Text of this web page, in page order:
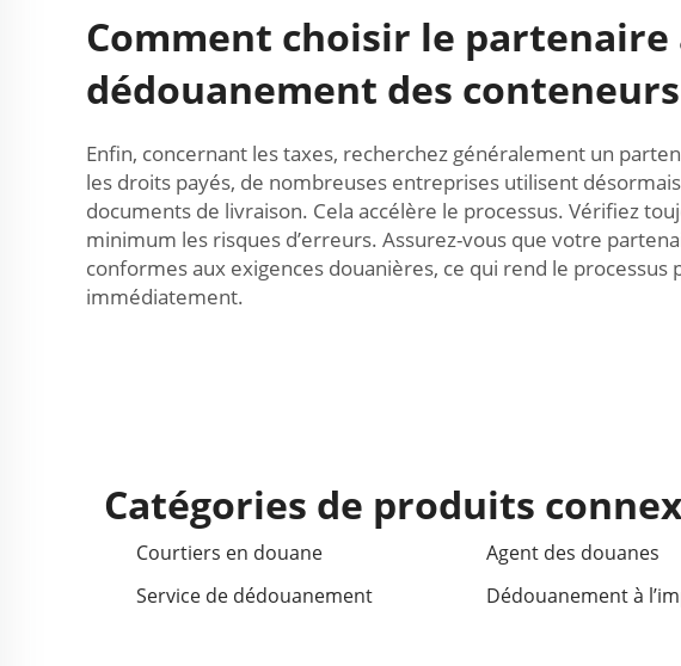
Comment choisir le partenaire
dédouanement des conteneurs
Enfin, concernant les taxes, recherchez généralement un
les droits payés, de nombreuses entreprises utilisent
documents de livraison. Cela accélère le processus. Vérifiez
minimum les risques d’erreurs. Assurez-vous que votre
conformes aux exigences douanières, ce qui rend le
immédiatement.
Catégories de produits
Courtiers en douane Agent des douanes
Service de dédouanement
Dédouanement à